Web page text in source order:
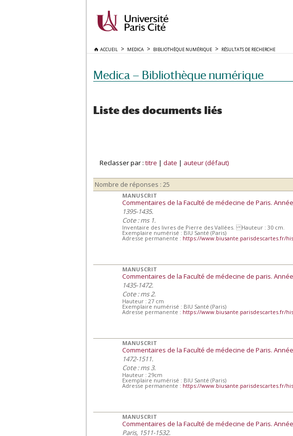
ACCUEIL MEDICA BIBLIOTHÈQUE NUMÉRIQUE RÉSULTATS DE RECHERCHE
Medica — Bibliothèque numérique
Liste des documents liés
Reclasser par : titre | date | auteur (défaut)
Nombre de réponses : 25
MANUSCRIT
Commentaires de la Faculté de médecine de Paris.
1395-1435.
Cote : ms 1.
Inventaire des livres de Pierre des Vallées. Hauteur : 30 cm.
Exemplaire numérisé : BIU Santé (Paris)
Adresse permanente : https://www.biusante.parisdescartes.fr/
MANUSCRIT
Commentaires de la Faculté de médecine de paris.
1435-1472.
Cote : ms 2.
Hauteur : 27 cm
Exemplaire numérisé : BIU Santé (Paris)
Adresse permanente : https://www.biusante.parisdescartes.fr/
MANUSCRIT
Commentaires de la Faculté de médecine de Paris.
1472-1511.
Cote : ms 3.
Hauteur : 29cm
Exemplaire numérisé : BIU Santé (Paris)
Adresse permanente : https://www.biusante.parisdescartes.fr/
MANUSCRIT
Commentaires de la Faculté de médecine de Paris.
Paris, 1511-1532.